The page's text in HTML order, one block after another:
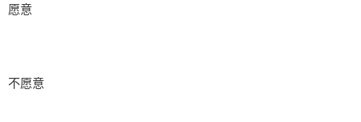
愿意
不愿意